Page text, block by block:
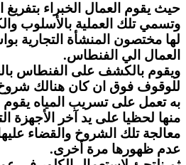
حيث يقوم العمال الخبراء
وتسمي تلك العملية بالأسلوب
لها مختصون المنشأة التجارية
العمال الي الفنطاس.
ويقوم بالكشف على الفنطاس
للوقوف فوق ان كان هنالك شروخ
به تعمل على تسريب المياه يقوم
منها لحظيا على يد آخر الأجهزة
معالجة تلك الشروخ والقضاء
عدم ظهورها مرة أخرى.